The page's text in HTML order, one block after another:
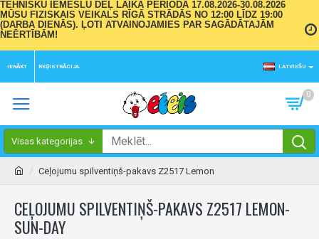
TEHNISKU IEMESLU DĒĻ LAIKA PERIODĀ 17.08.2026-30.08.2026
MŪSU FIZISKAIS VEIKALS RĪGĀ STRĀDĀS NO 12:00 LĪDZ 19:00
(DARBA DIENĀS). ĻOTI ATVAINOJAMIES PAR SAGĀDĀTAJĀM
NEĒRTĪBĀM!
IENĀKT REĢISTRĀCIJA LATVIEŠU
0
Visas kategorijas
Ceļojumu spilventiņš-pakavs Z2517 Lemon
CEĻOJUMU SPILVENTIŅŠ-PAKAVS Z2517 LEMON-
SUN-DAY